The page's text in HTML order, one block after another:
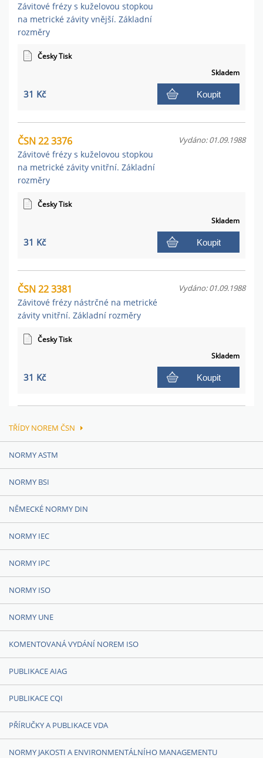
Závitové frézy s kuželovou stopkou
na metrické závity vnější. Základní
rozměry
Česky Tisk
Skladem
31 Kč Koupit
ČSN 22 3376
Závitové frézy s kuželovou stopkou
na metrické závity vnitřní. Základní
rozměry
Vydáno: 01.09.1988
Česky Tisk
Skladem
31 Kč Koupit
ČSN 22 3381
Závitové frézy nástrčné na metrické
závity vnitřní. Základní rozměry
Vydáno: 01.09.1988
Česky Tisk
Skladem
31 Kč Koupit
TŘÍDY NOREM ČSN
NORMY ASTM
NORMY BSI
NĚMECKÉ NORMY DIN
NORMY IEC
NORMY IPC
NORMY ISO
NORMY UNE
KOMENTOVANÁ VYDÁNÍ NOREM ISO
PUBLIKACE AIAG
PUBLIKACE CQI
PŘÍRUČKY A PUBLIKACE VDA
NORMY JAKOSTI A ENVIRONMENTÁLNÍHO MANAGEMENTU